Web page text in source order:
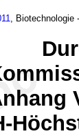
, Biotechnologie